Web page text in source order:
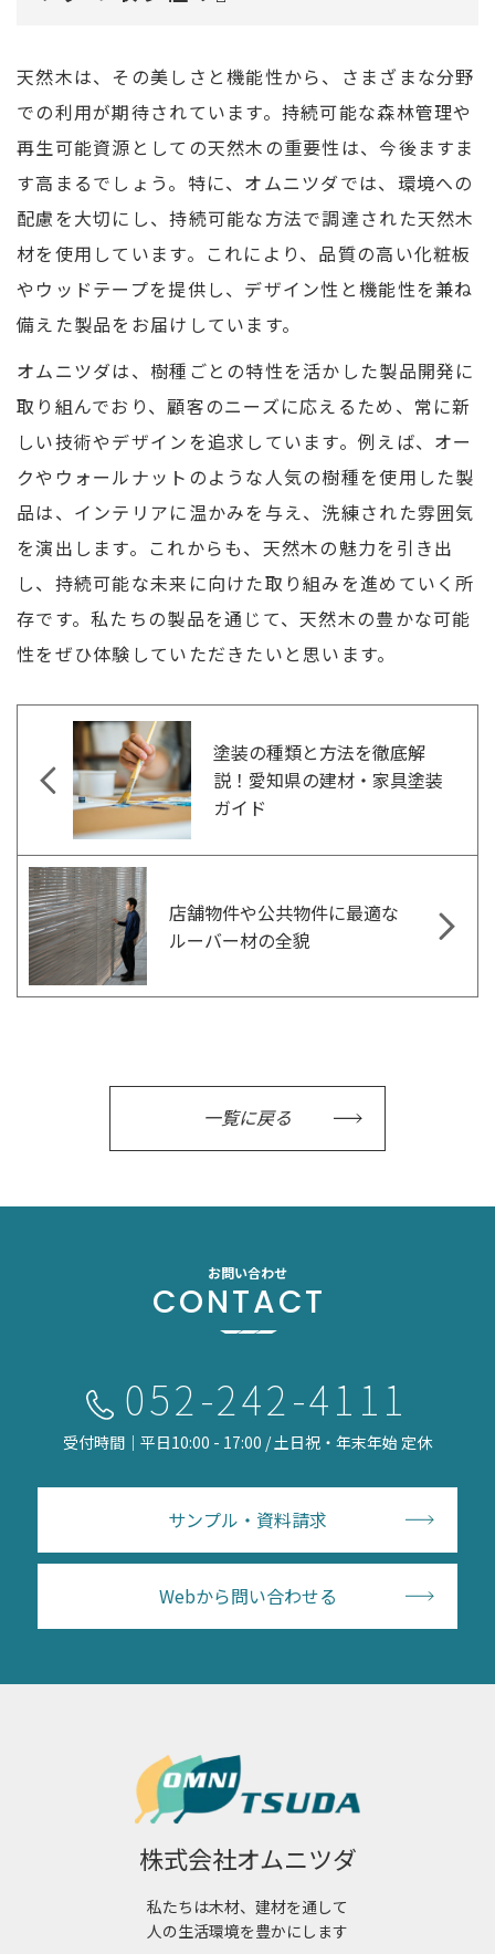
天然木は、その美しさと機能性から、さまざまな分野
での利用が期待されています。持続可能な森林管理や
再生可能資源としての天然木の重要性は、今後ますま
す高まるでしょう。特に、オムニツダでは、環境への
配慮を大切にし、持続可能な方法で調達された天然木
材を使用しています。これにより、品質の高い化粧板
やウッドテープを提供し、デザイン性と機能性を兼ね
備えた製品をお届けしています。
オムニツダは、樹種ごとの特性を活かした製品開発に
取り組んでおり、顧客のニーズに応えるため、常に新
しい技術やデザインを追求しています。例えば、オー
クやウォールナットのような人気の樹種を使用した製
品は、インテリアに温かみを与え、洗練された雰囲気
を演出します。これからも、天然木の魅力を引き出
し、持続可能な未来に向けた取り組みを進めていく所
存です。私たちの製品を通じて、天然木の豊かな可能
性をぜひ体験していただきたいと思います。
塗装の種類と方法を徹底解
説！愛知県の建材・家具塗装
ガイド
店舗物件や公共物件に最適な
ルーバー材の全貌
一覧に戻る
お問い合わせ
CONTACT
052-242-4111
受付時間｜平日10:00 - 17:00 / 土日祝・年末年始 定休
サンプル・資料請求
Webから問い合わせる
株式会社オムニツダ
私たちは木材、建材を通して
人の生活環境を豊かにします